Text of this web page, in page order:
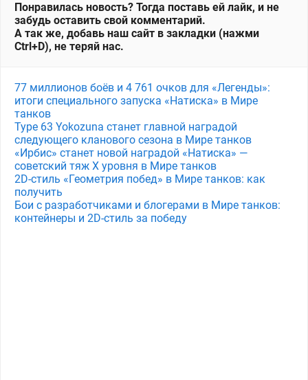
Понравилась новость? Тогда поставь ей лайк, и не
забудь оставить свой комментарий.
А так же, добавь наш сайт в закладки (нажми
Ctrl+D), не теряй нас.
77 миллионов боёв и 4 761 очков для «Легенды»:
итоги специального запуска «Натиска» в Мире
танков
Type 63 Yokozuna станет главной наградой
следующего кланового сезона в Мире танков
«Ирбис» станет новой наградой «Натиска» —
советский тяж X уровня в Мире танков
2D-стиль «Геометрия побед» в Мире танков: как
получить
Бои с разработчиками и блогерами в Мире танков:
контейнеры и 2D-стиль за победу